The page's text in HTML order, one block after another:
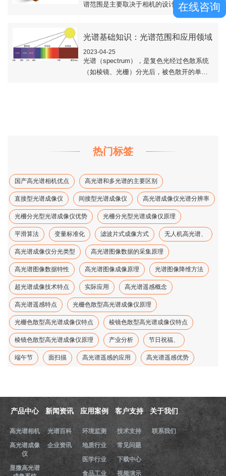
谱范围是主要取决于相机的设计、应用场景
以及所搭载的传感器类型。由于不同应用的
光谱基础知识：光谱范围和应用领域
2023-04-25
光谱（spectrum），是复色光经过色散系统
（如棱镜、光栅）分光后，被色散开的单色
热门标签
国产高光谱相机优点 高光谱和多光谱的主要区别
直接型光谱成像仪 间接型光谱成像仪 高光谱成像仪光谱分辨率
光柵分光型光谱成像仪优势 光柵分光型光谱成像仪原理
平滑算法 变量标准化 滤波片式成像方式 无人机高光谱、
高光谱成像仪分光类型 高光谱图像数据的采集原理
高光谱图像数据特性 高光谱图像成像原理 光谱图像降维方法
超光谱成像技术特点 实际应用 高光谱遥感概念
高光谱遥感特点 光栅色散型高光谱成像仪原理
光栅色散型高光谱成像仪特点 棱镜色散型高光谱成像仪特点
棱镜色散型高光谱成像仪原理 产业分析 节日祝福、
端午节 面扫描 高光谱遥感的应用 高光谱遥感优势
产品中心
高光谱相机
高光谱成像
仪
显微高光谱
新闻资讯
光谱百科
企业资讯
应用案例
环境监测
地质行业
医学行业
食品工业
客户支持
技术支持
常见问题
下载中心
视频演示
关于我们
联系我们
在线咨询